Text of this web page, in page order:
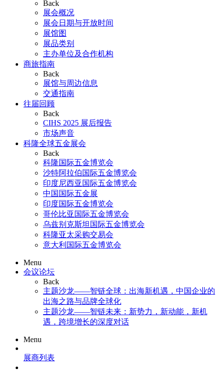
Back
展会概况
展会日期与开放时间
展馆图
展品类别
主办单位及合作机构
商旅指南
Back
展馆与周边信息
交通指南
往届回顾
Back
CIHS 2025 展后报告
市场声音
科隆全球五金展会
Back
科隆国际五金博览会
沙特阿拉伯国际五金博览会
印度尼西亚国际五金博览会
中国国际五金展
印度国际五金博览会
哥伦比亚国际五金博览会
乌兹别克斯坦国际五金博览会
科隆亚太采购交易会
意大利国际五金博览会
Menu
会议论坛
Back
主题沙龙——智链全球：出海新机遇，中国企业的
出海之路与品牌全球化
主题沙龙——智链未来：新势力，新动能，新机
遇，跨境增长的深度对话
Menu
展商列表